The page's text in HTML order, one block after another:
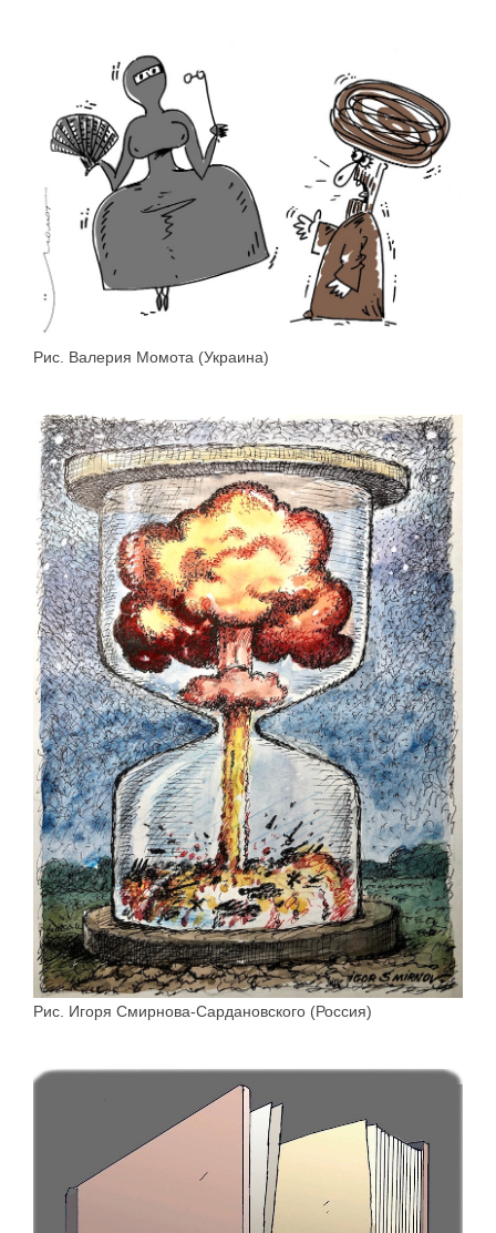
Рис. Валерия Момота (Украина)
Рис. Игоря Смирнова-Сардановского (Россия)